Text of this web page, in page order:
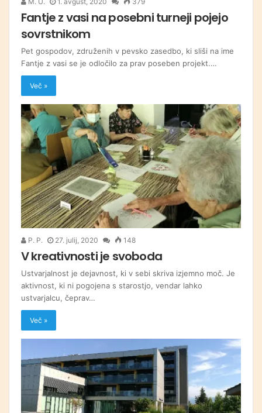
Fantje z vasi na posebni turneji pojejo
sovrstnikom
Pet gospodov, združenih v pevsko zasedbo, ki sliši na ime
Fantje z vasi se je odločilo za prav poseben projekt.…
Več »
P. P. 27. julij, 2020 148
V kreativnosti je svoboda
Ustvarjalnost je dejavnost, ki v sebi skriva izjemno moč. Je
aktivnost, ki ni pogojena s starostjo, vendar lahko
ustvarjalcu, čeprav…
Več »